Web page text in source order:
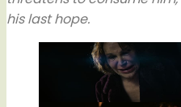
his last hope.